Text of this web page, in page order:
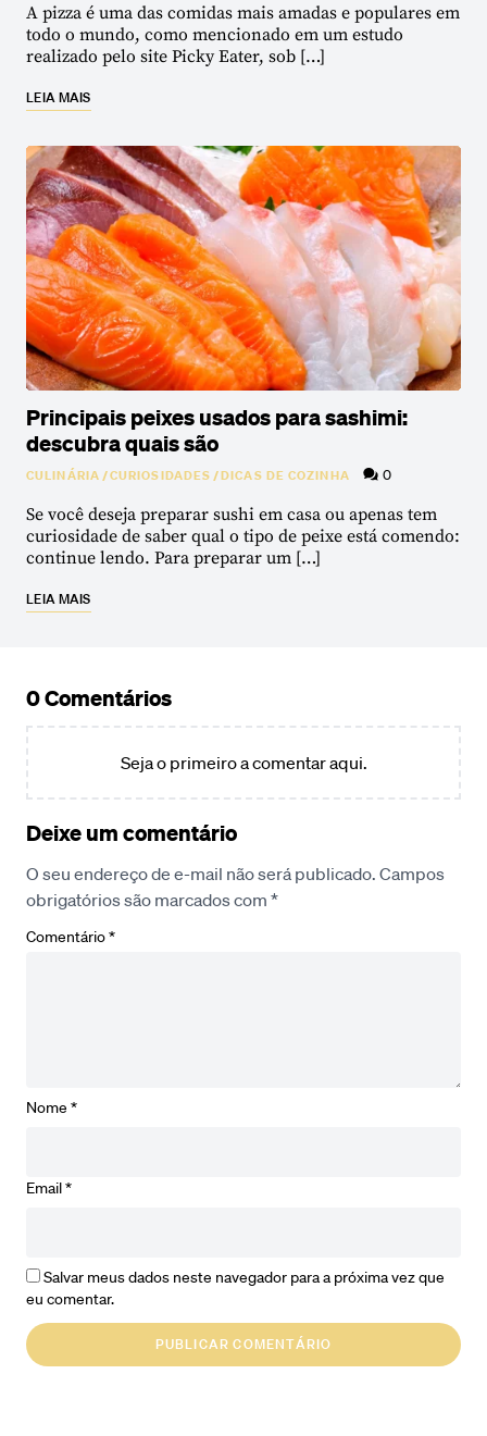
A pizza é uma das comidas mais amadas e populares em
todo o mundo, como mencionado em um estudo
realizado pelo site Picky Eater, sob […]
LEIA MAIS
Principais peixes usados para sashimi:
descubra quais são
CULINÁRIA/CURIOSIDADES/DICAS DE COZINHA 0
Se você deseja preparar sushi em casa ou apenas tem
curiosidade de saber qual o tipo de peixe está comendo:
continue lendo. Para preparar um […]
LEIA MAIS
0 Comentários
Seja o primeiro a comentar aqui.
Deixe um comentário
O seu endereço de e-mail não será publicado. Campos
obrigatórios são marcados com *
Comentário*
Nome *
Email*
Salvar meus dados neste navegador para a próxima vez que
eu comentar.